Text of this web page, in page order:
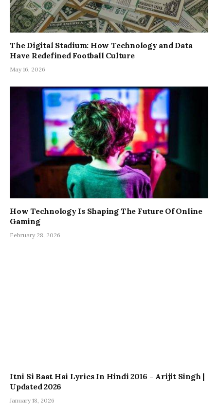
The Digital Stadium: How Technology and Data
Have Redefined Football Culture
May 16, 2026
How Technology Is Shaping The Future Of Online
Gaming
February 28, 2026
Itni Si Baat Hai Lyrics In Hindi 2016 – Arijit Singh |
Updated 2026
January 18, 2026